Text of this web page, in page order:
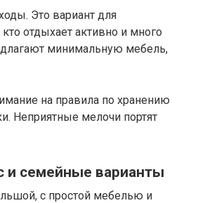
Это вариант для
отдыхает активно и много
минимальную мебель,
на правила по хранению
Неприятные мелочи портят
и семейные варианты
с простой мебелью и